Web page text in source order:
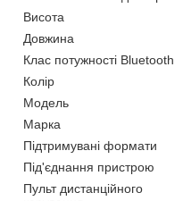
Висота
Довжина
Клас потужності Bluetooth
Колір
Мoдель
Марка
Підтримувані формати
Під'єднання пристрою
Пульт дистанційного